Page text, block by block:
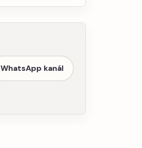
WhatsApp kanál